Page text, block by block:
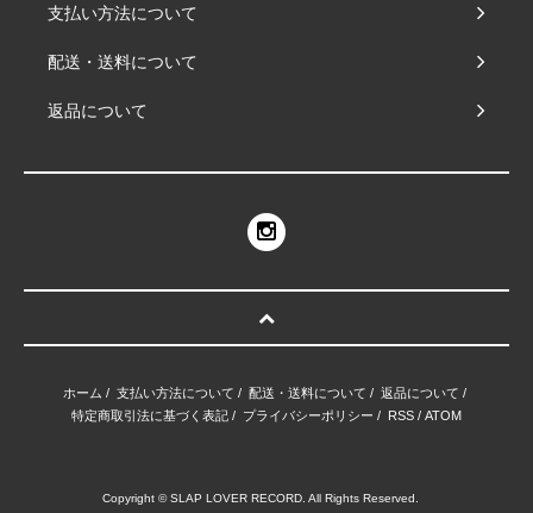
支払い方法について
配送・送料について
返品について
ホーム / 支払い方法について / 配送・送料について / 返品について /
特定商取引法に基づく表記 / プライバシーポリシー / RSS / ATOM
Copyright © SLAP LOVER RECORD. All Rights Reserved.